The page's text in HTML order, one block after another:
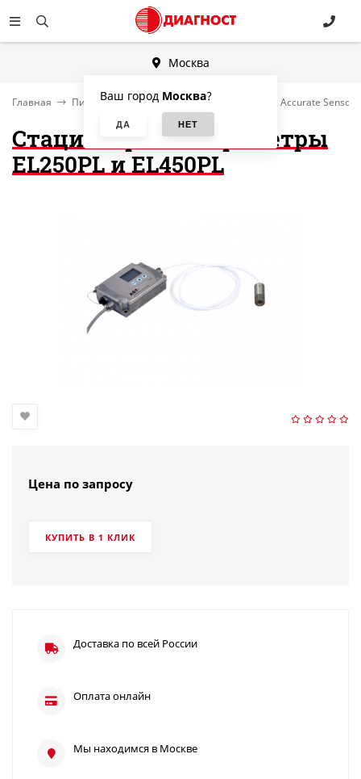
Москва
Ваш город Москва?
Главная Пирометры научные и промышленные Accurate
Стационарные пирометры
EL250PL и EL450PL
Цена по запросу
КУПИТЬ В 1 КЛИК
Доставка по всей России
Оплата онлайн
Мы находимся в Москве